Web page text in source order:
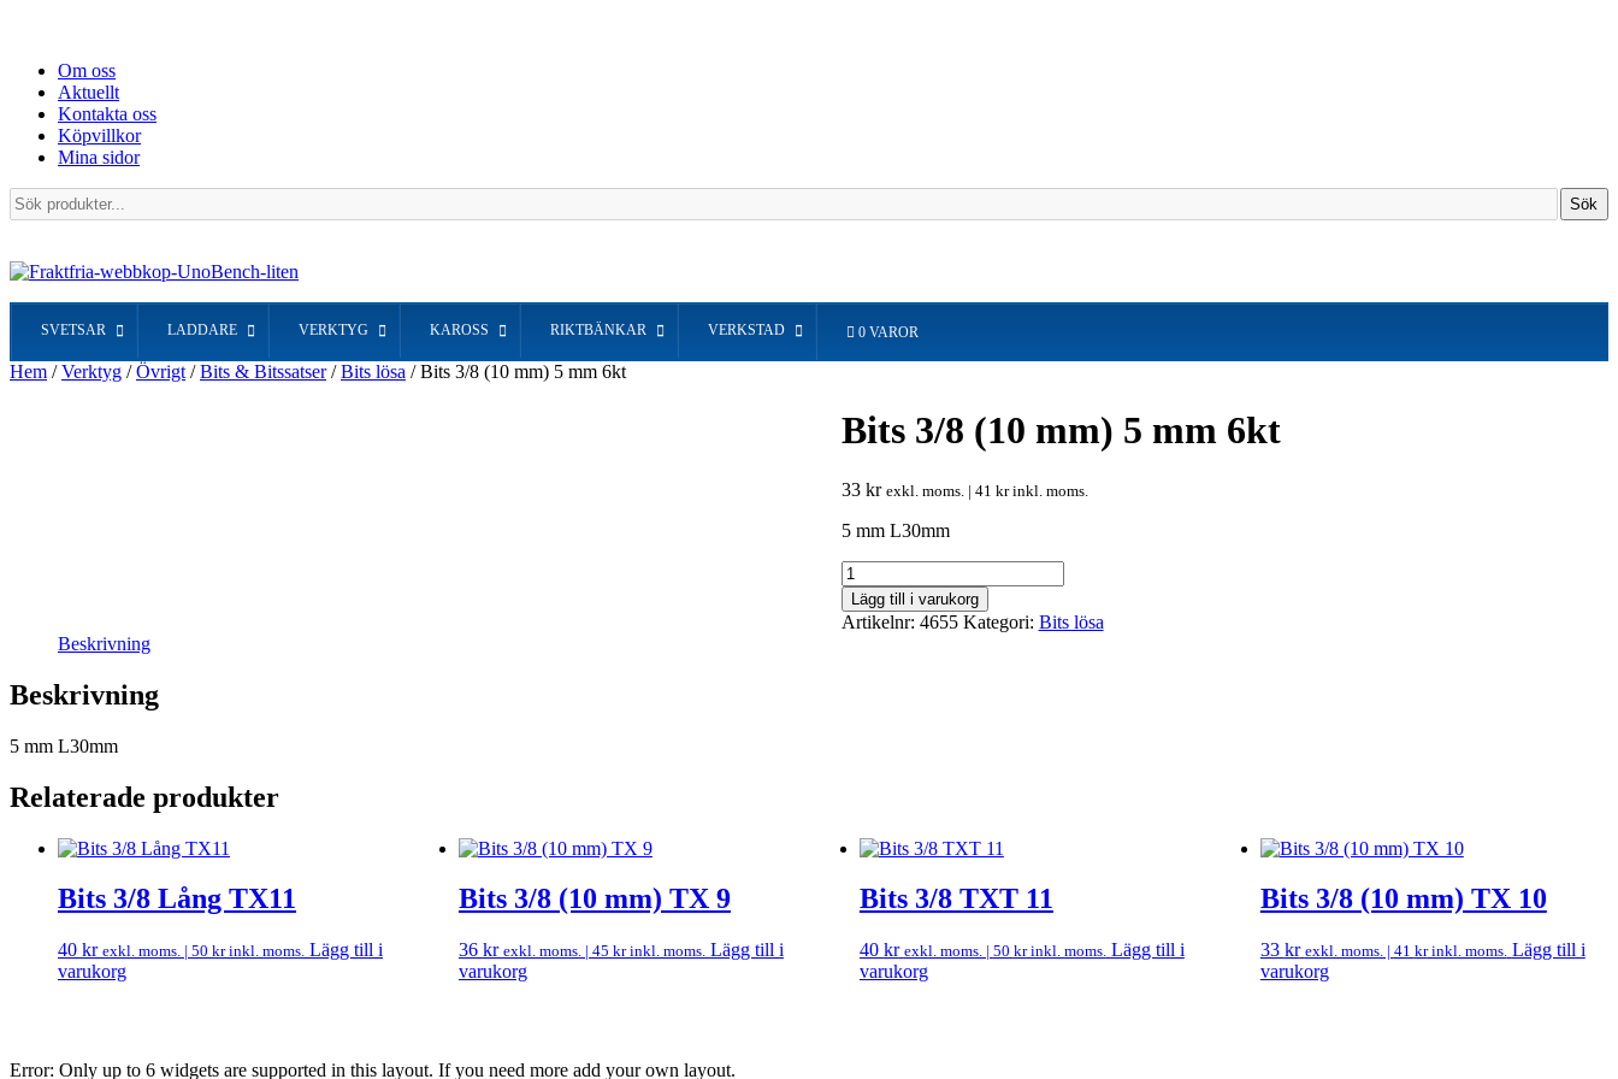
Om oss
Aktuellt
Kontakta oss
Köpvillkor
Mina sidor
Sök
produkter...
Sök
SVETSAR LADDARE VERKTYG KAROSS RIKTBÄNKAR VERKSTAD 0 VAROR
Hem /Verktyg /Övrigt /Bits & Bitssatser/Bits lösa / Bits 3/8 (10 mm) 5 mm 6kt
Bits 3/8 (10 mm) 5 mm 6kt
33 kr exkl. moms. | 41 krinkl. moms.
5 mm L30mm
Bits
3/8
(10
mm)
Lägg till i varukorg
Artikelnr: 4655 Kategori: Bits lösa
Beskrivning
Beskrivning
5 mm L30mm
Relaterade produkter
Bits 3/8 Lång TX11
40 kr exkl. moms. | 50 krinkl. moms. Lägg till i
varukorg
Bits 3/8 (10 mm) TX 9
36 kr exkl. moms. | 45 krinkl. moms. Lägg till i
varukorg
Bits 3/8 TXT 11
40 kr exkl. moms. | 50 krinkl. moms. Lägg till i
varukorg
Bits 3/8 (10 mm) TX 10
33 kr exkl. moms. | 41 krinkl. moms. Lägg till i
varukorg
Error: Only up to 6 widgets are supported in this layout. If you need more add your own layout.